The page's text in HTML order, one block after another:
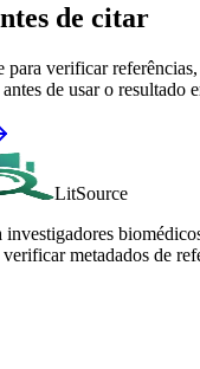
de citar
verificar
de usar o resultado
LitSource
metadados de